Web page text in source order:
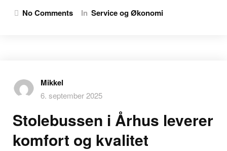
No Comments In Service og Økonomi
Mikkel
6. september 2025
Stolebussen i Århus leverer
komfort og kvalitet